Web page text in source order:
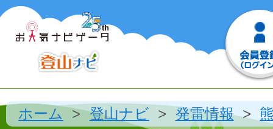
ホーム 登山ナビ 発雷情報